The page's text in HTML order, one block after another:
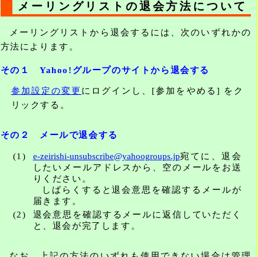
メーリングリストの退会方法について
メーリングリストから退会するには、次のいずれかの
方法によります。
その１ Yahoo!グループのサイトから退会する
参加設定の変更 にログインし、[参加をやめる] をク
リックする。
その２ メールで退会する
(1) e-zeirishi-unsubscribe@yahoogroups.jp宛てに、退会
したいメールアドレスから、空のメールをお送
りください。
しばらくすると退会意思を確認するメールが
届きます。
(2)
退会意思を確認するメールに返信していただく
と、退会が完了します。